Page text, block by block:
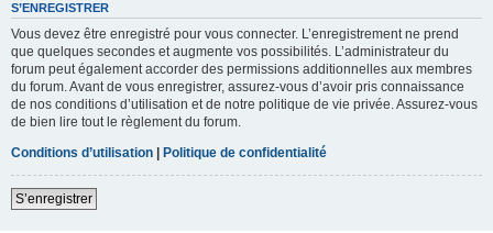
S’ENREGISTRER
Vous devez être enregistré pour vous connecter. L’enregistrement ne prend
que quelques secondes et augmente vos possibilités. L’administrateur du
forum peut également accorder des permissions additionnelles aux membres
du forum. Avant de vous enregistrer, assurez-vous d’avoir pris connaissance
de nos conditions d’utilisation et de notre politique de vie privée. Assurez-vous
de bien lire tout le règlement du forum.
Conditions d’utilisation | Politique de confidentialité
S’enregistrer